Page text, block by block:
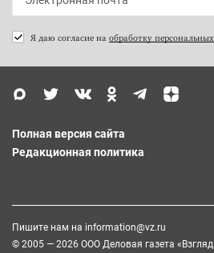
Я даю согласие на обработку
Полная версия сайта
Редакционная политика
Пишите нам на information@vz.ru
© 2005 — 2026 ООО Деловая газета